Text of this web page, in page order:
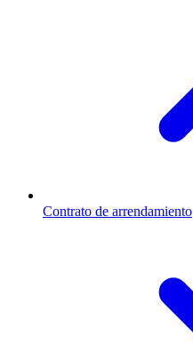
Contrato de arrendamiento